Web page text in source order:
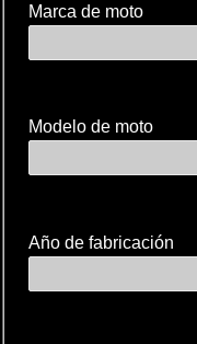
Marca de moto
Modelo de moto
Año de fabricación